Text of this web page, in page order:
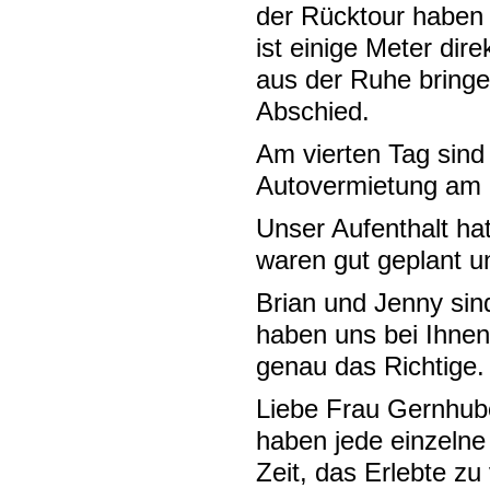
der Rücktour
ist einige Meter
aus der Ruhe
Abschied.
Am vierten Tag
Autovermietung
Unser Aufenthalt
waren gut geplant
Brian und Jenny
haben uns bei
genau das Richtige.
Liebe Frau
haben jede
Zeit, das Erlebte